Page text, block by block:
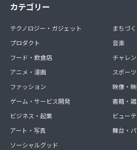
カテゴリー
テクノロジー・ガジェット
プロダクト
フード・飲食店
アニメ・漫画
ファッション
ゲーム・サービス開発
ビジネス・起業
アート・写真
ソーシャルグッド
まちづ
音楽
チャレ
スポーツ
映像・
書籍・
ビュー
舞台・